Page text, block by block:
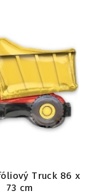
Truck 86 x
73 cm